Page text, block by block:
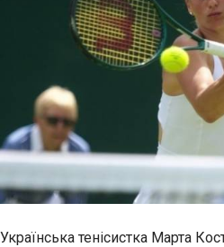
Українська тенісистка Марта